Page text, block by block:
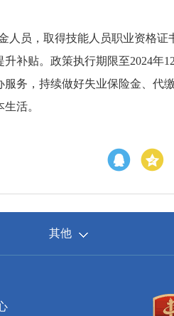
人员，取得技能人员职业资格证
补贴。政策执行期限至2024年12
务，持续做好失业保险金、代
活。
其他